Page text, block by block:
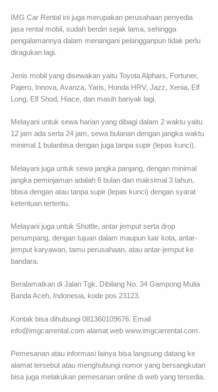
IMG Car Rental ini juga merupakan perusahaan penyedia
jasa rental mobil, sudah berdiri sejak lama, sehingga
pengalamannya dalam menangani pelangganpun tidak perlu
diragukan lagi.
Jenis mobil yang disewakan yaitu Toyota Alphars, Fortuner,
Pajero, Innova, Avanza, Yaris, Honda HRV, Jazz, Xenia, Elf
Long, Elf Shod, Hiace, dan masih banyak lagi.
Melayani untuk sewa harian yang dibagi dalam 2 waktu yaitu
12 jam ada serta 24 jam, sewa bulanan dengan jangka waktu
minimal 1 bulanbisa dengan juga tanpa supir (lepas kunci).
Melayani juga untuk sewa jangka panjang, dengan minimal
jangka peminjaman adalah 6 bulan dan maksimal 3 tahun,
bbisa dengan atau tanpa supir (lepas kunci) dengan syarat
ketentuan tertentu.
Melayani juga untuk Shuttle, antar jemput serta drop
penumpang, dengan tujuan dalam maupun luar kota, antar-
jemput karyawan, tamu perusahaan, atau antar-jemput ke
bandara.
Beralamatkan di Jalan Tgk. Dibilang No. 34 Gampong Mulia
Banda Aceh, Indonesia, kode pos 23123.
Kontak bisa dihubungi 081360109676. Email
info@imgcarrental.com alamat web www.imgcarrental.com.
Pemesanan atau informasi lainya bisa langsung datang ke
alamat tersebut atau menghubungi nomor yang bersangkutan
bisa juga melakukan pemesanan online di web yang tersedia.